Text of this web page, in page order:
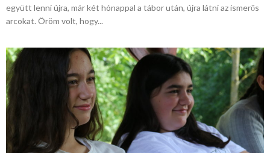
együtt lenni újra, már két hónappal a tábor után, újra látni az ismerős
arcokat. Öröm volt, hogy...